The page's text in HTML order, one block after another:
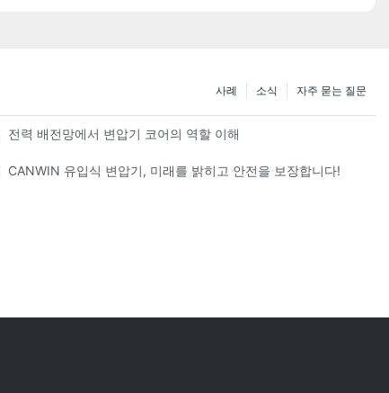
자주 묻는 질문
소식
사례
전력 배전망에서 변압기 코어의 역할 이해
CANWIN 유입식 변압기, 미래를 밝히고 안전을 보장합니다!